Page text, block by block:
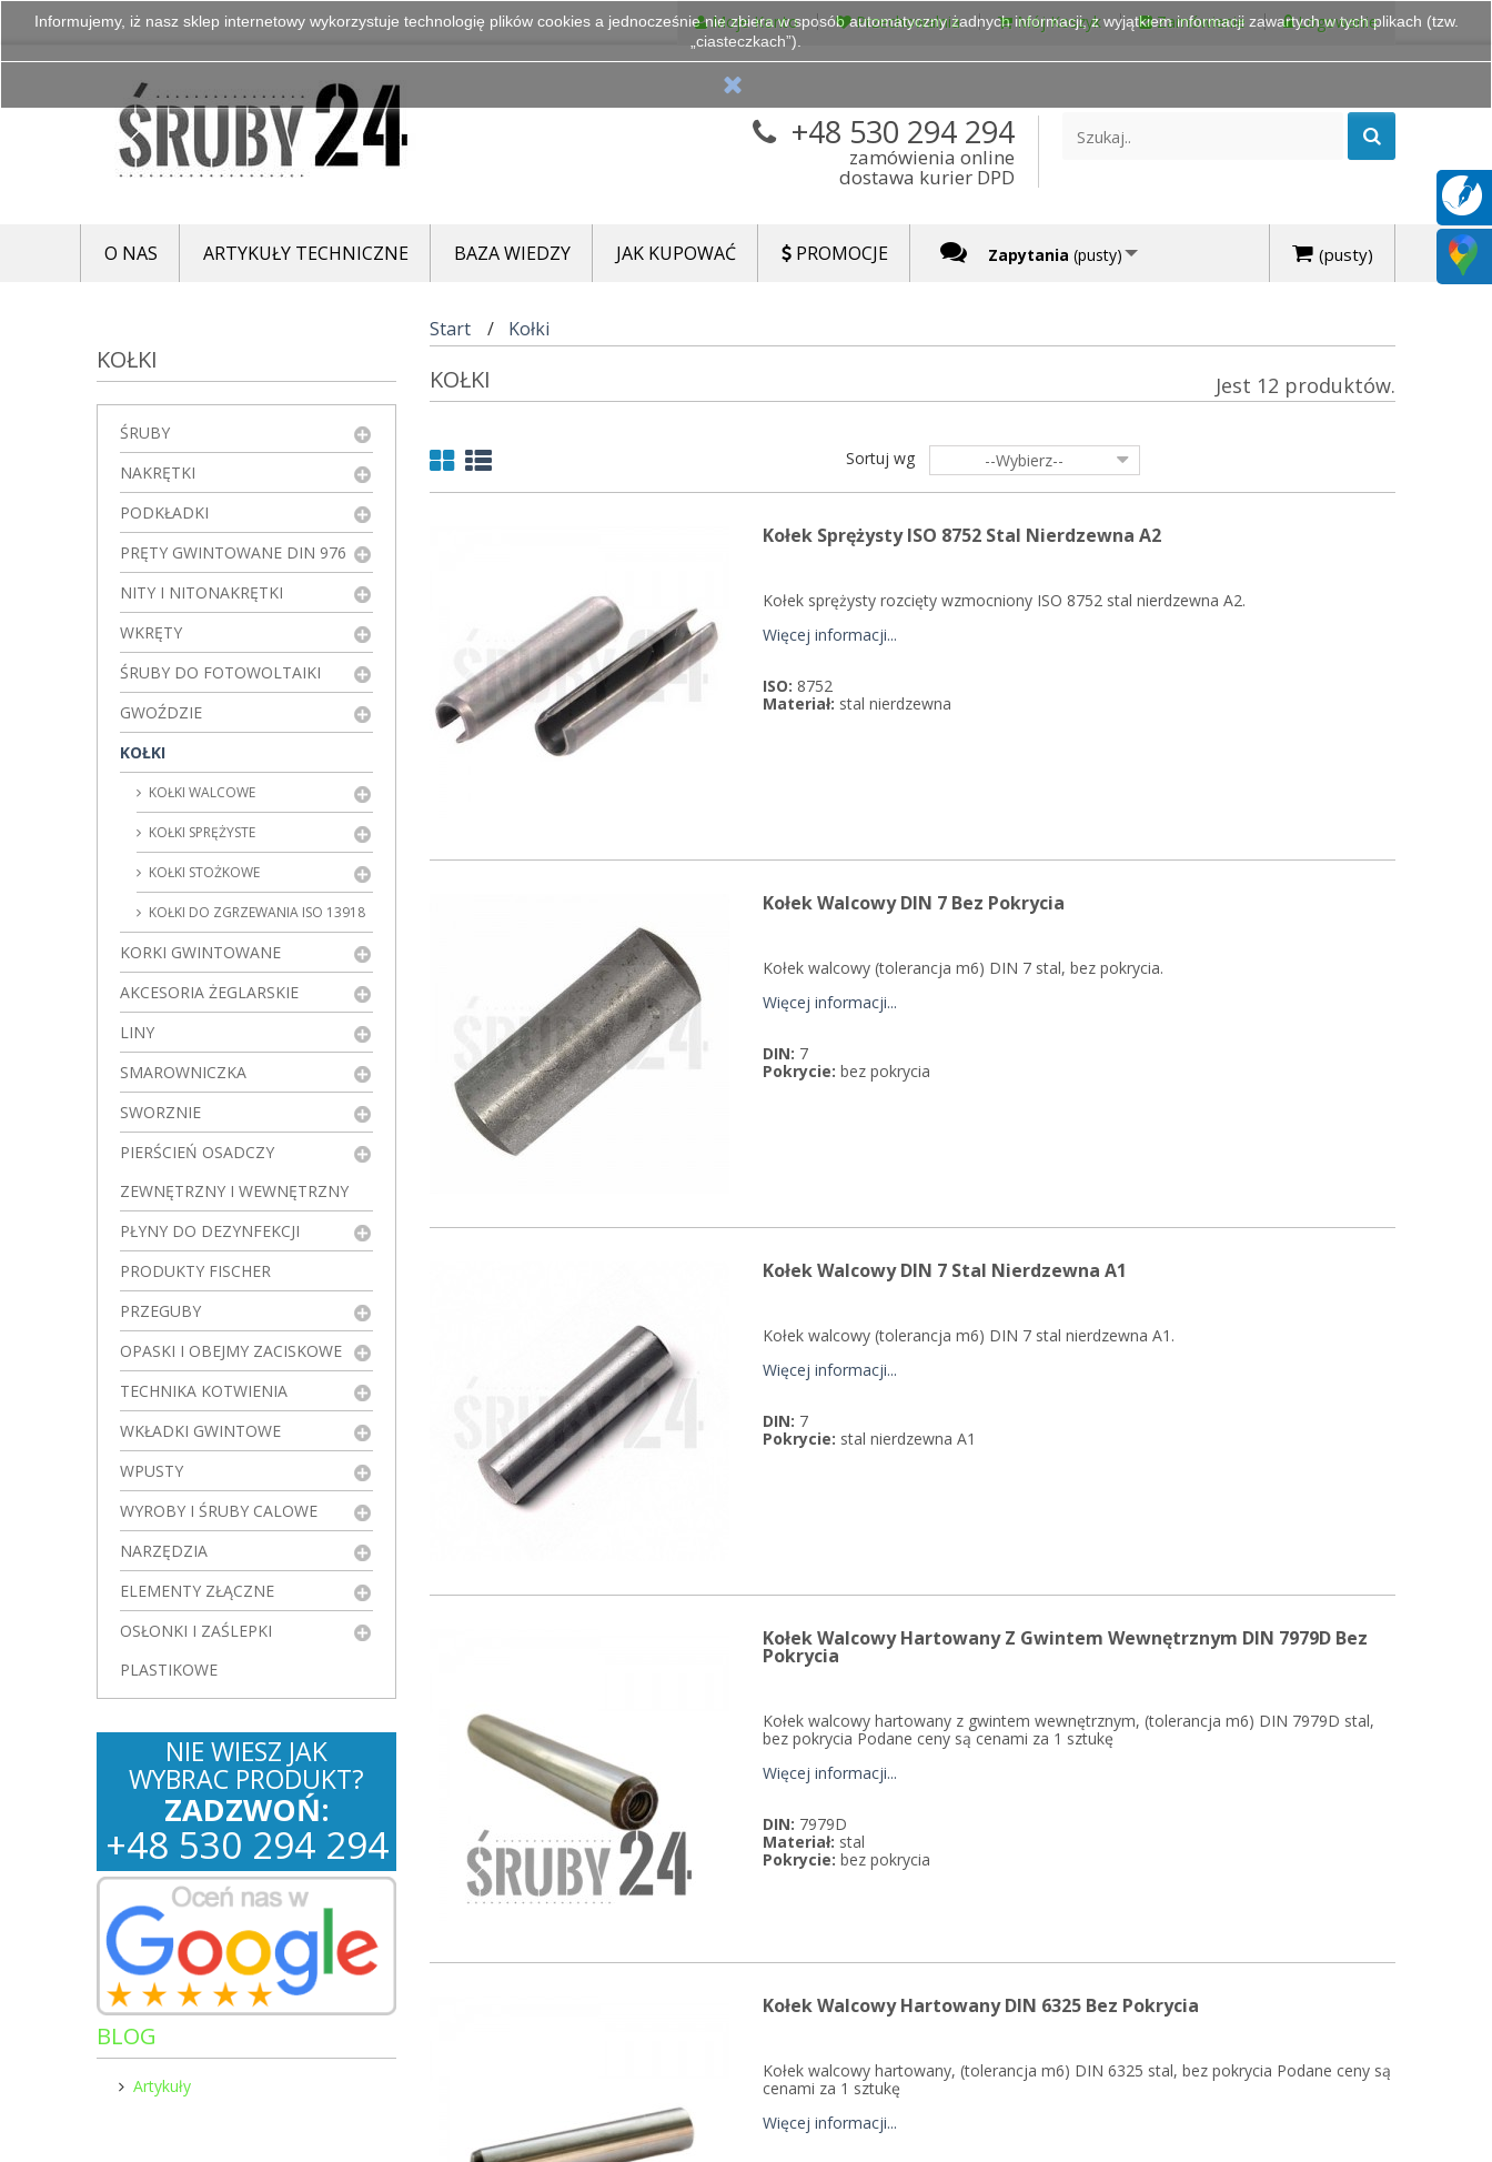
Moje Konto Przechowalnia Mój Koszyk Zamówienie Logowanie
(pusty)
+48 530 294 294
zamówienia online
dostawa kurier DPD
Zapytania (pusty)
O NAS ARTYKUŁY TECHNICZNE BAZA WIEDZY JAK KUPOWAĆ PROMOCJE
KOŁKI
ŚRUBY
NAKRĘTKI
PODKŁADKI
PRĘTY GWINTOWANE DIN 976
NITY I NITONAKRĘTKI
WKRĘTY
ŚRUBY DO FOTOWOLTAIKI
GWOŹDZIE
KOŁKI
KOŁKI WALCOWE
KOŁKI SPRĘŻYSTE
KOŁKI STOŻKOWE
KOŁKI DO ZGRZEWANIA ISO 13918
KORKI GWINTOWANE
AKCESORIA ŻEGLARSKIE
LINY
SMAROWNICZKA
SWORZNIE
PIERŚCIEŃ OSADCZY
ZEWNĘTRZNY I WEWNĘTRZNY
PŁYNY DO DEZYNFEKCJI
PRODUKTY FISCHER
PRZEGUBY
OPASKI I OBEJMY ZACISKOWE
TECHNIKA KOTWIENIA
WKŁADKI GWINTOWE
WPUSTY
WYROBY I ŚRUBY CALOWE
NARZĘDZIA
ELEMENTY ZŁĄCZNE
OSŁONKI I ZAŚLEPKI
PLASTIKOWE
NIE WIESZ JAK
WYBRAC PRODUKT?
ZADZWOŃ:
+48 530 294 294
BLOG
Artykuły
Start Kołki
KOŁKI Jest 12 produktów.
Sortuj wg --Wybierz--
Kołek Sprężysty ISO 8752 Stal Nierdzewna A2
Kołek sprężysty rozcięty wzmocniony ISO 8752 stal nierdzewna A2.
Więcej informacji...
ISO: 8752
Materiał: stal nierdzewna
Kołek Walcowy DIN 7 Bez Pokrycia
Kołek walcowy (tolerancja m6) DIN 7 stal, bez pokrycia.
Więcej informacji...
DIN: 7
Pokrycie: bez pokrycia
Kołek Walcowy DIN 7 Stal Nierdzewna A1
Kołek walcowy (tolerancja m6) DIN 7 stal nierdzewna A1.
Więcej informacji...
DIN: 7
Pokrycie: stal nierdzewna A1
Kołek Walcowy Hartowany Z Gwintem Wewnętrznym DIN 7979D Bez
Pokrycia
Kołek walcowy hartowany z gwintem wewnętrznym, (tolerancja m6) DIN 7979D stal,
bez pokrycia Podane ceny są cenami za 1 sztukę
Więcej informacji...
DIN: 7979D
Materiał: stal
Pokrycie: bez pokrycia
Kołek Walcowy Hartowany DIN 6325 Bez Pokrycia
Kołek walcowy hartowany, (tolerancja m6) DIN 6325 stal, bez pokrycia Podane ceny są
cenami za 1 sztukę
Więcej informacji...
Informujemy, iż nasz sklep internetowy wykorzystuje technologię plików cookies a jednocześnie nie zbiera w sposób automatyczny żadnych informacji, z wyjątkiem informacji zawartych w tych plikach (tzw.
„ciasteczkach”).